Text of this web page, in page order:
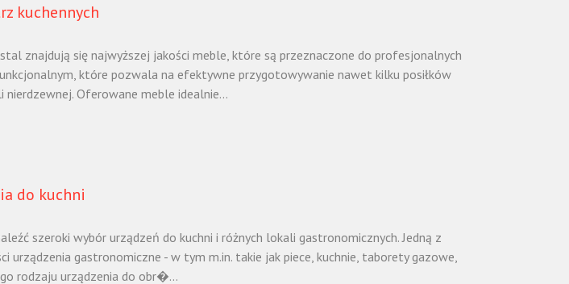
kuchennych
znajdują się najwyższej jakości meble, które są przeznaczone do profesjonalnych
które pozwala na efektywne przygotowywanie nawet kilku posiłków
nierdzewnej. Oferowane meble idealnie...
do kuchni
szeroki wybór urządzeń do kuchni i różnych lokali gastronomicznych. Jedną z
urządzenia gastronomiczne - w tym m.in. takie jak piece, kuchnie, taborety gazowe,
rodzaju urządzenia do obr�...